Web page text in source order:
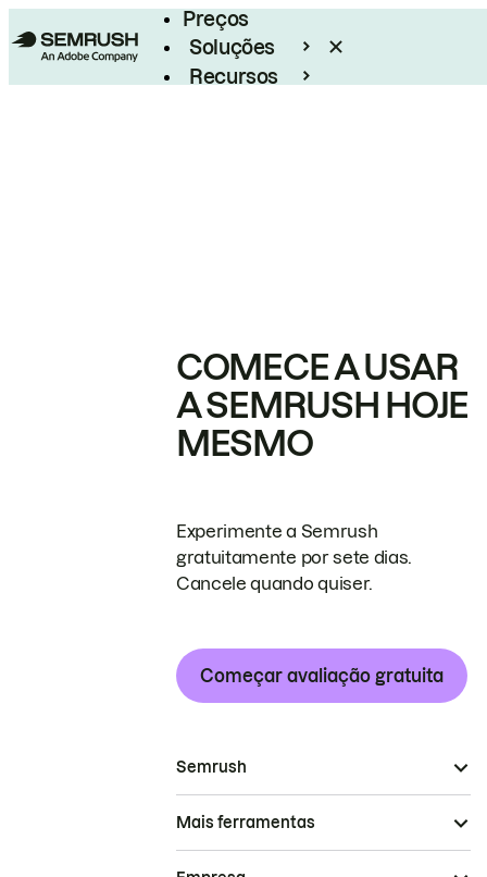
Preços
Soluções
Recursos
COMECE A USAR
A SEMRUSH HOJE
MESMO
Experimente a Semrush
gratuitamente por sete dias.
Cancele quando quiser.
Começar avaliação gratuita
Semrush
Mais ferramentas